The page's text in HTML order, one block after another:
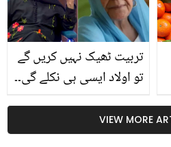
تربیت ٹھیک نہیں کریں گے
تو اولاد ایسی ہی نکلے گی۔۔
سمیت والدین پر کڑی تنقید
VIEW MORE